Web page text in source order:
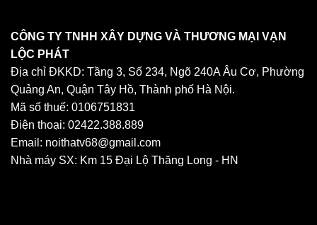
CÔNG TY TNHH XÂY DỰNG VÀ THƯƠNG MẠI VẠN
LỘC PHÁT
Địa chỉ ĐKKD: Tầng 3, Số 234, Ngõ 240A Âu Cơ, Phường
Quảng An, Quận Tây Hồ, Thành phố Hà Nội.
Mã số thuế: 0106751831
Điện thoại: 02422.388.889
Email: noithatv68@gmail.com
Nhà máy SX: Km 15 Đại Lộ Thăng Long - HN